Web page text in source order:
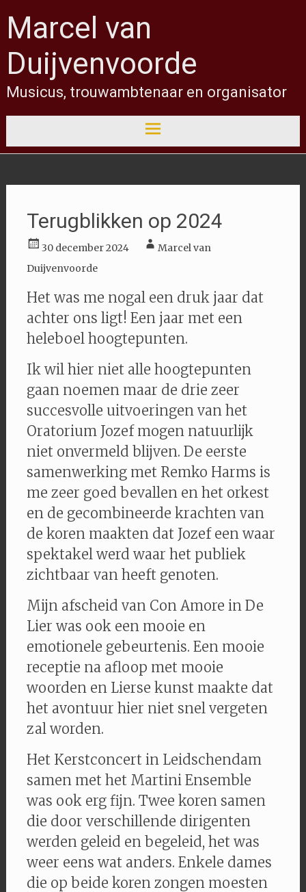
Marcel van
Duijvenvoorde
Musicus, trouwambtenaar en organisator
Terugblikken op 2024
30 december 2024
Marcel van
Duijvenvoorde
Het was me nogal een druk jaar dat
achter ons ligt! Een jaar met een
heleboel hoogtepunten.
Ik wil hier niet alle hoogtepunten
gaan noemen maar de drie zeer
succesvolle uitvoeringen van het
Oratorium Jozef mogen natuurlijk
niet onvermeld blijven. De eerste
samenwerking met Remko Harms is
me zeer goed bevallen en het orkest
en de gecombineerde krachten van
de koren maakten dat Jozef een waar
spektakel werd waar het publiek
zichtbaar van heeft genoten.
Mijn afscheid van Con Amore in De
Lier was ook een mooie en
emotionele gebeurtenis. Een mooie
receptie na afloop met mooie
woorden en Lierse kunst maakte dat
het avontuur hier niet snel vergeten
zal worden.
Het Kerstconcert in Leidschendam
samen met het Martini Ensemble
was ook erg fijn. Twee koren samen
die door verschillende dirigenten
werden geleid en begeleid, het was
weer eens wat anders. Enkele dames
die op beide koren zongen moesten